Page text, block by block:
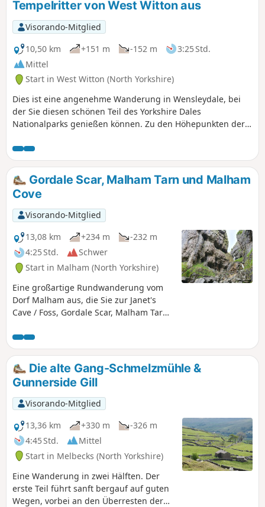
Tempelritter von West Witton aus
Visorando-Mitglied
10,50 km
+151 m -152 m
3:25 Std.
Mittel
Start in West Witton (North Yorkshire)
Dies ist eine angenehme Wanderung in Wensleydale, bei
der Sie diesen schönen Teil des Yorkshire Dales
Nationalparks genießen können. Zu den Höhepunkten der
Kapelle der Tempelritter.
Gordale Scar, Malham Tarn und Malham
Cove
Visorando-Mitglied
13,08 km
+234 m
-232 m
4:25 Std.
Schwer
Start in Malham (North Yorkshire)
Eine großartige Rundwanderung vom
Dorf Malham aus, die Sie zur Janet's
Cave / Foss, Gordale Scar, Malham Tarn,
der Malham Cove und zur Bucht selbst
führt, bevor Sie wieder zum Auto
zurückkehren. Durchweg interessante
und abwechslungsreiche Landschaft.
⚠️Bitte beachten Sie, dass zwischen den
Wegpunkten (2) und (3) eine
Kletterpartie über steile, vom Wasser
ausgewaschene Felsen in Goredale zu
bewältigen ist. Einige Leute könnten
dies als Herausforderung empfinden.
Bitte unterlassen Sie diesen Teil der
Wanderung, wenn es regnet oder eisig
ist! Es gibt jedoch eine Alternative.
Die alte Gang-Schmelzmühle &
Gunnerside Gill
Visorando-Mitglied
13,36 km
+330 m
-326 m
4:45 Std.
Mittel
Start in Melbecks (North Yorkshire)
Eine Wanderung in zwei Hälften. Der
erste Teil führt sanft bergauf auf guten
Wegen, vorbei an den Überresten der